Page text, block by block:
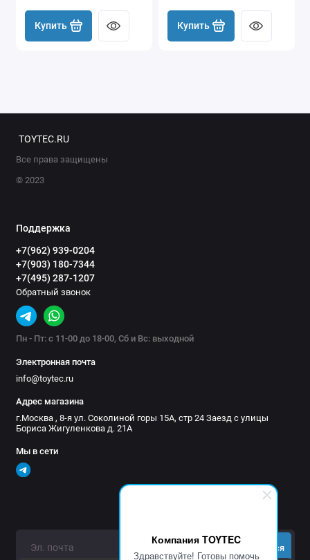
Компания TOYTEC
Здравствуйте! Готовы помочь
Купить Купить
TOYTEC.RU
Все права защищены
© 2023
Поддержка
+7(962) 939-0204
+7(903) 180-7344
+7(495) 287-1207
Обратный звонок
Пн - Пт: с 11-00 до 18-00, Сб и Вс: выходной
Электронная почта
info@toytec.ru
Адрес магазина
г.Москва , 8-я ул. Соколиной горы 15А, стр 24 Заезд с улицы
Бориса Жигуленкова д. 21А
Мы в сети
Подписаться